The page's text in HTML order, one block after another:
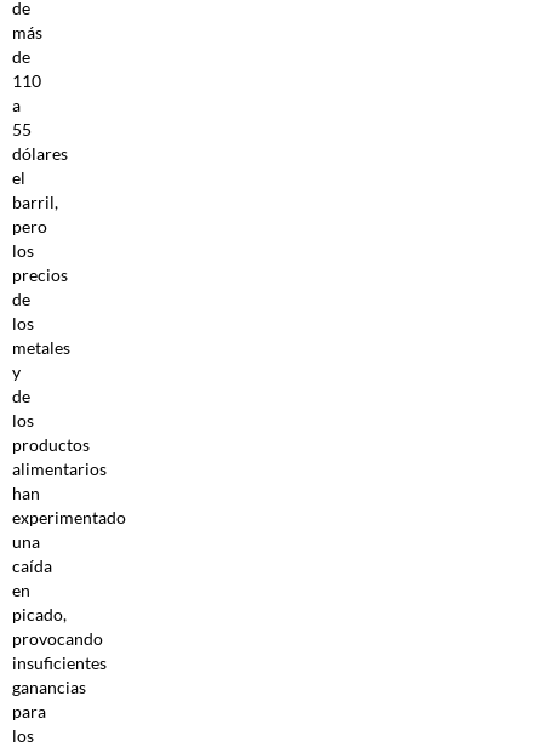
de
más
de
110
a
55
dólares
el
barril,
pero
los
precios
de
los
metales
y
de
los
productos
alimentarios
han
experimentado
una
caída
en
picado,
provocando
insuficientes
ganancias
para
los